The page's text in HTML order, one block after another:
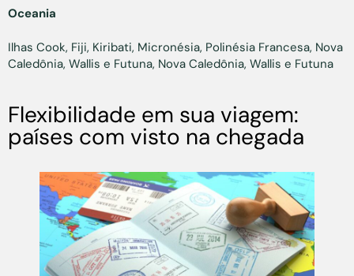
Oceania
Ilhas Cook, Fiji, Kiribati, Micronésia, Polinésia Francesa, Nova
Caledônia, Wallis e Futuna, Nova Caledônia, Wallis e Futuna
Flexibilidade em sua viagem:
países com visto na chegada